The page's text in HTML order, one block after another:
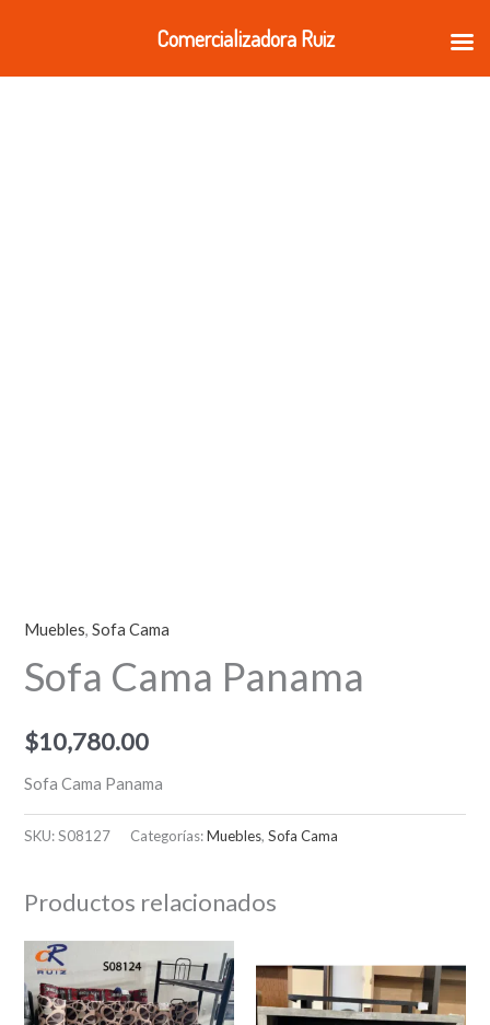
contenido
Muebles,Sofa Cama
Sofa Cama Panama
$10,780.00
Sofa Cama Panama
SKU:S08127 Categorías:Muebles,Sofa Cama
Productos relacionados
Comercializadora Ruiz